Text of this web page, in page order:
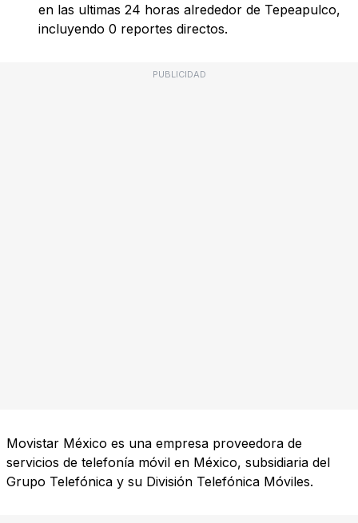
en las ultimas 24 horas alrededor de Tepeapulco,
incluyendo 0 reportes directos.
PUBLICIDAD
Movistar México es una empresa proveedora de
servicios de telefonía móvil en México, subsidiaria del
Grupo Telefónica y su División Telefónica Móviles.